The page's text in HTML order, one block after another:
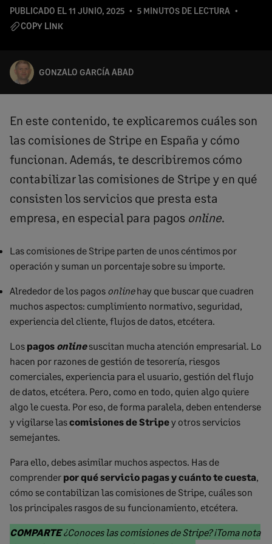
PUBLICADO EL11 JUNIO, 2025
5 MINUTOS DE LECTURA
COPY LINK
GONZALO GARCÍA ABAD
En este contenido, te explicaremos cuáles son
las comisiones de Stripe en España y cómo
funcionan. Además, te describiremos cómo
contabilizar las comisiones de Stripe y en qué
consisten los servicios que presta esta
empresa, en especial para pagos online.
Las comisiones de Stripe parten de unos céntimos por
operación y suman un porcentaje sobre su importe.
Alrededor de los pagos onlinehay que buscar que cuadren
muchos aspectos: cumplimiento normativo, seguridad,
experiencia del cliente, flujos de datos, etcétera.
Los pagos onlinesuscitan mucha atención empresarial. Lo
hacen por razones de gestión de tesorería, riesgos
comerciales, experiencia para el usuario, gestión del flujo
de datos, etcétera. Pero, como en todo, quien algo quiere
algo le cuesta. Por eso, de forma paralela, deben entenderse
y vigilarse lascomisiones de Stripey otros servicios
semejantes.
Para ello, debes asimilar muchos aspectos. Has de
comprender por qué servicio pagas y cuánto te cuesta,
cómo se contabilizan las comisiones de Stripe, cuáles son
los principales rasgos de su funcionamiento, etcétera.
Marked
COMPARTE¿Conoces las comisiones de Stripe? ¡Toma nota